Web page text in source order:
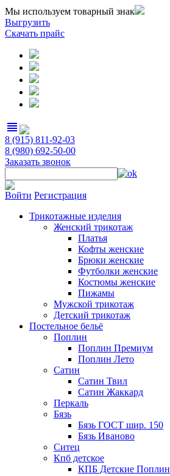
Мы используем товарный знак
Выгрузить
Скачать прайс
view_headline
8 (915) 811-92-03
8 (980) 692-50-00
Заказать звонок
Войти Регистрация
Трикотажные изделия
Женский трикотаж
Платья
Кофты женские
Брюки женские
Футболки женские
Костюмы женские
Пижамы
Мужской трикотаж
Детский трикотаж
Постельное бельё
Поплин
Поплин Премиум
Поплин Лето
Сатин
Сатин Твил
Сатин Жаккард
Перкаль
Бязь
Бязь ГОСТ шир. 150
Бязь Иваново
Ситец
Кпб детское
КПБ Детские Поплин